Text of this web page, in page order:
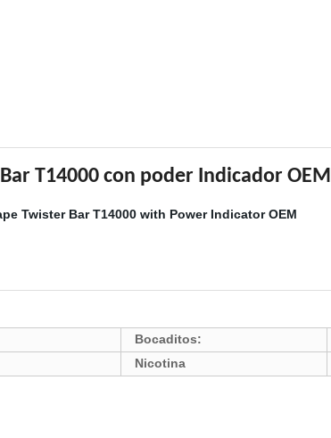
T14000 con poder Indicador OEM
Bocaditos:
Nicotina